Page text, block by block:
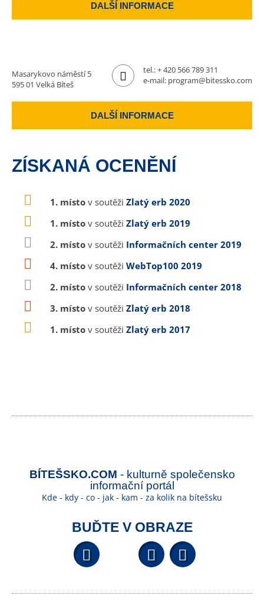
DALŠÍ INFORMACE
Masarykovo náměstí 5
595 01 Velká Bíteš
tel.:+ 420 566 789 311
e-mail: program@bitessko.com
DALŠÍ INFORMACE
ZÍSKANÁ OCENĚNÍ
1. místo v soutěži Zlatý erb 2020
1. místo v soutěži Zlatý erb 2019
2. místo v soutěži Informačních center 2019
4. místo v soutěži WebTop100 2019
2. místo v soutěži Informačních center 2018
3. místo v soutěži Zlatý erb 2018
1. místo v soutěži Zlatý erb 2017
BÍTEŠSKO.COM - kulturně společensko
informační portál
Kde - kdy - co - jak - kam - za kolik na bítešsku
BUĎTE V OBRAZE
Facebook YouTube